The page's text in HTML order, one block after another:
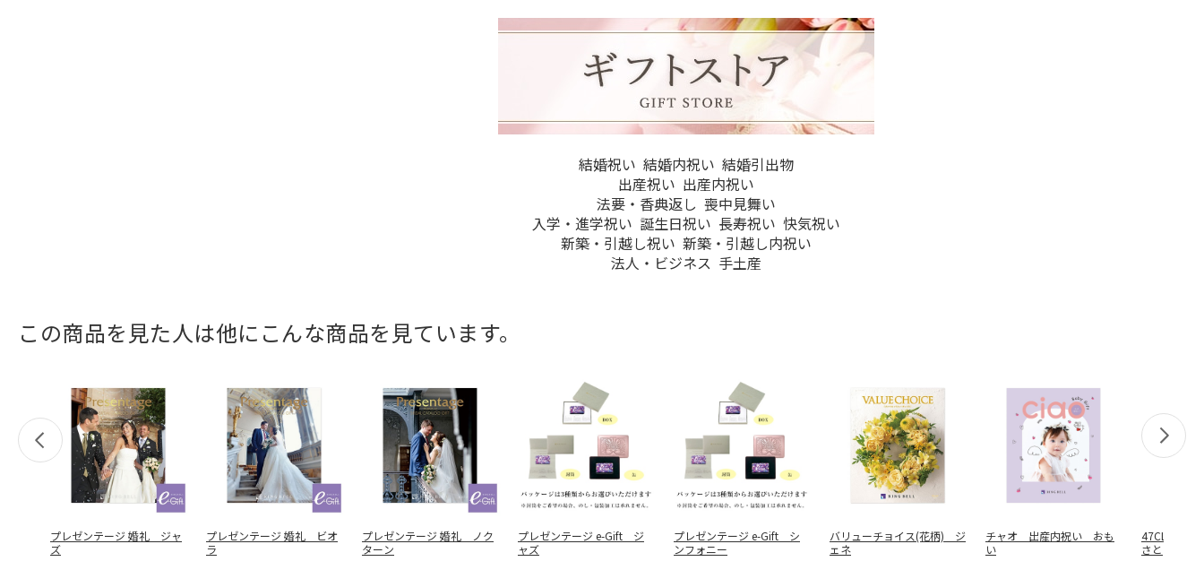
結婚祝い 結婚内祝い 結婚引出物
出産祝い 出産内祝い
法要・香典返し 喪中見舞い
入学・進学祝い 誕生日祝い 長寿祝い 快気祝い
新築・引越し祝い 新築・引越し内祝い
法人・ビジネス 手土産
この商品を見た人は他にこんな商品を見ています。
プレゼンテージ 婚礼 ジャ
ズ
プレゼンテージ 婚礼 ビオ
ラ
プレゼンテージ 婚礼 ノク
ターン
プレゼンテージ e-Gift ジ
ャズ
プレゼンテージ e-Gift シ
ンフォニー
バリューチョイス(花柄) ジ
ェネ
チャオ 出産内祝い おも
い
さと